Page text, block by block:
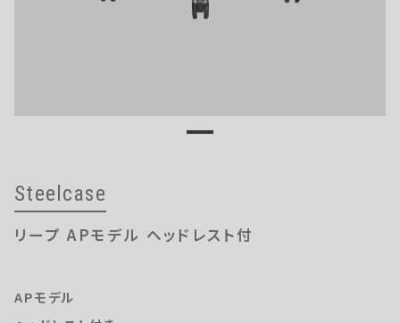
Steelcase
リープ APモデル ヘッドレスト付
APモデル